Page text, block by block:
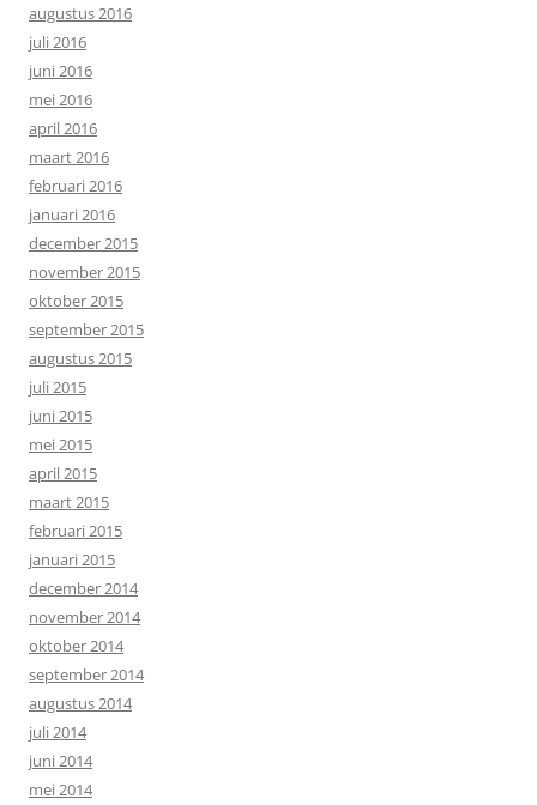
augustus 2016
juli 2016
juni 2016
mei 2016
april 2016
maart 2016
februari 2016
januari 2016
december 2015
november 2015
oktober 2015
september 2015
augustus 2015
juli 2015
juni 2015
mei 2015
april 2015
maart 2015
februari 2015
januari 2015
december 2014
november 2014
oktober 2014
september 2014
augustus 2014
juli 2014
juni 2014
mei 2014